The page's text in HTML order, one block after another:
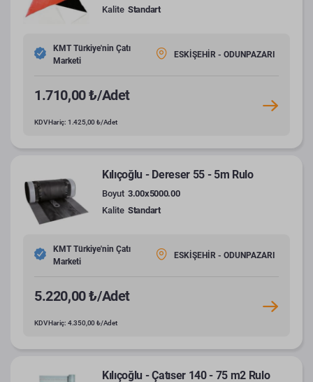
Kalite Standart
KMT Türkiye'nin Çatı
Marketi
ESKİŞEHİR - ODUNPAZARI
1.710,00 ₺/Adet
KDV Hariç: 1.425,00 ₺/Adet
Kılıçoğlu - Dereser 55 - 5m Rulo
Boyut 3.00x5000.00
Kalite Standart
KMT Türkiye'nin Çatı
Marketi
ESKİŞEHİR - ODUNPAZARI
5.220,00 ₺/Adet
KDV Hariç: 4.350,00 ₺/Adet
Kılıçoğlu - Çatıser 140 - 75 m2 Rulo